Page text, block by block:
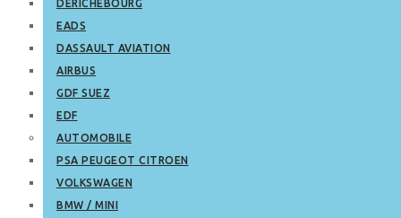
DERICHEBOURG
EADS
DASSAULT AVIATION
AIRBUS
GDF SUEZ
EDF
AUTOMOBILE
PSA PEUGEOT CITROEN
VOLKSWAGEN
BMW / MINI